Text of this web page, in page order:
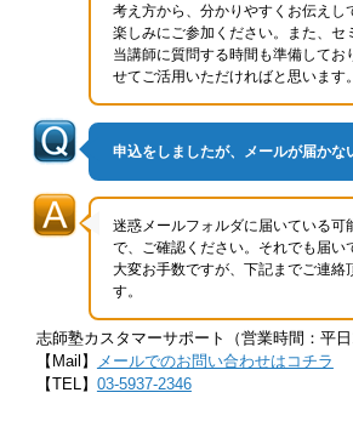
考え方から、分かりやすくお伝えし
楽しみにご参加ください。また、セ
当講師に質問する時間も準備してお
せてご活用いただければと思います。
申込をしましたが、メールが届かな
迷惑メールフォルダに届いている可
で、ご確認ください。それでも届い
大変お手数ですが、下記までご連絡
す。
志師塾カスタマーサポート（営業時間：平日
【Mail】
メールでのお問い合わせはコチラ
【TEL】 03-5937-2346